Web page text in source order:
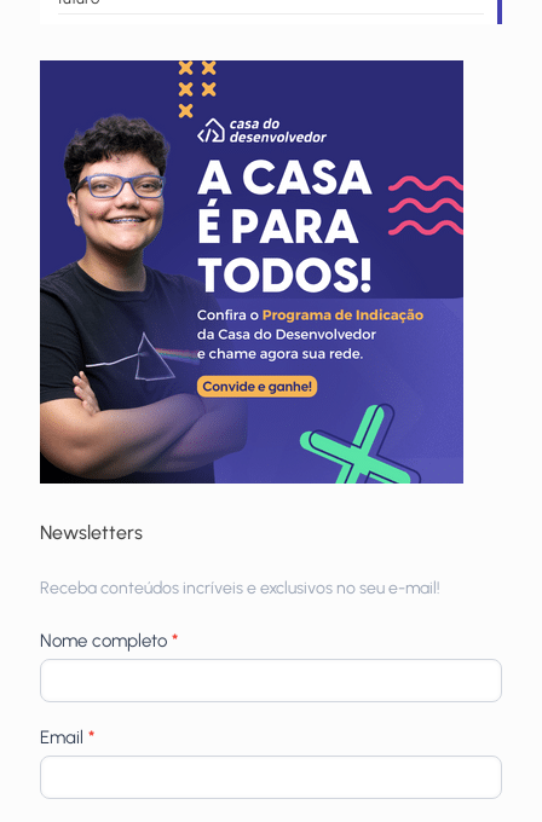
Newsletters
newsletters
Receba conteúdos incríveis e exclusivos no seu e-mail!
Nome completo *
Email *